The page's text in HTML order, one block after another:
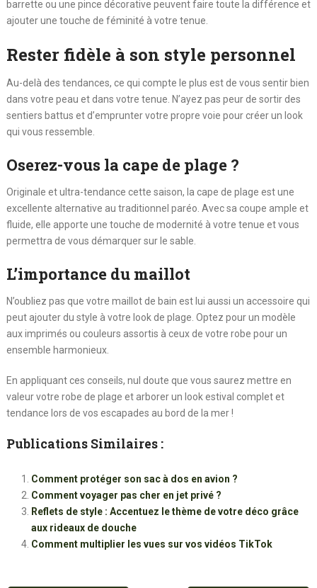
barrette ou une pince décorative peuvent faire toute la différence et
ajouter une touche de féminité à votre tenue.
Rester fidèle à son style personnel
Au-delà des tendances, ce qui compte le plus est de vous sentir bien
dans votre peau et dans votre tenue. N’ayez pas peur de sortir des
sentiers battus et d’emprunter votre propre voie pour créer un look
qui vous ressemble.
Oserez-vous la cape de plage ?
Originale et ultra-tendance cette saison, la cape de plage est une
excellente alternative au traditionnel paréo. Avec sa coupe ample et
fluide, elle apporte une touche de modernité à votre tenue et vous
permettra de vous démarquer sur le sable.
L’importance du maillot
N’oubliez pas que votre maillot de bain est lui aussi un accessoire qui
peut ajouter du style à votre look de plage. Optez pour un modèle
aux imprimés ou couleurs assortis à ceux de votre robe pour un
ensemble harmonieux.
En appliquant ces conseils, nul doute que vous saurez mettre en
valeur votre robe de plage et arborer un look estival complet et
tendance lors de vos escapades au bord de la mer !
Publications Similaires :
Comment protéger son sac à dos en avion ?
Comment voyager pas cher en jet privé ?
Reflets de style : Accentuez le thème de votre déco grâce
aux rideaux de douche
Comment multiplier les vues sur vos vidéos TikTok